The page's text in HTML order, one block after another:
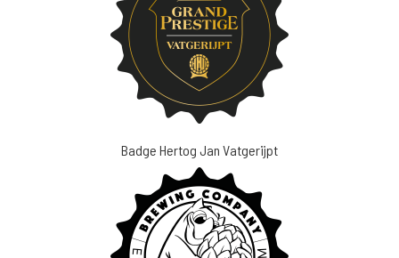
Badge Hertog Jan Vatgerijpt